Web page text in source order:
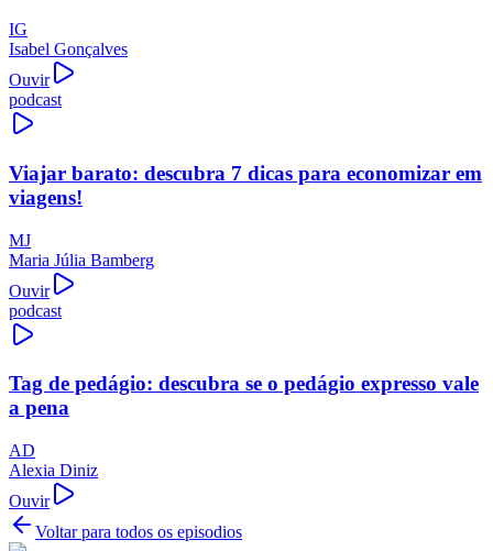
IG
Isabel Gonçalves
Ouvir
podcast
Viajar barato: descubra 7 dicas para economizar em
viagens!
MJ
Maria Júlia Bamberg
Ouvir
podcast
Tag de pedágio: descubra se o pedágio expresso vale
a pena
AD
Alexia Diniz
Ouvir
Voltar para todos os episodios